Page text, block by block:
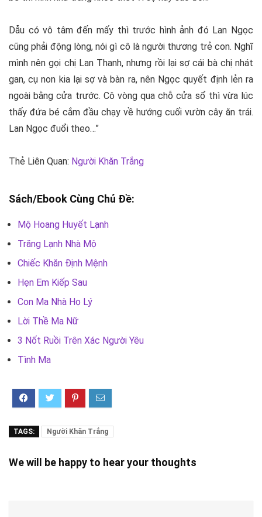
Dẫu có vô tâm đến mấy thì trước hình ảnh đó Lan Ngọc
cũng phải động lòng, nói gì cô là người thương trẻ con. Nghĩ
mình nên gọi chị Lan Thanh, nhưng rồi lại sợ cái bà chị nhát
gan, cụ non kia lại sợ và bàn ra, nên Ngọc quyết định lẻn ra
ngoài bằng cửa trước. Cô vòng qua chỗ cửa sổ thì vừa lúc
thấy đứa bé cắm đầu chạy về hướng cuối vườn cây ăn trái.
Lan Ngọc đuổi theo…”
Thẻ Liên Quan: Người Khăn Trắng
Sách/Ebook Cùng Chủ Đề:
Mộ Hoang Huyết Lạnh
Trăng Lạnh Nhà Mộ
Chiếc Khăn Định Mệnh
Hẹn Em Kiếp Sau
Con Ma Nhà Họ Lý
Lời Thề Ma Nữ
3 Nốt Ruồi Trên Xác Người Yêu
Tình Ma
TAGS: Người Khăn Trắng
We will be happy to hear your thoughts